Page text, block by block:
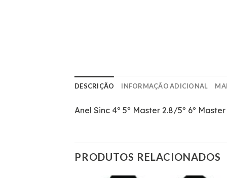
DESCRIÇÃO INFORMAÇÃO ADICIONAL
Anel Sinc 4º 5º Master 2.8/5º 6º Master
PRODUTOS RELACIONADOS